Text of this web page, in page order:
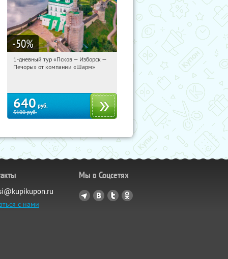
-50%
01:03:42 Купили:12
1-дневный тур «Псков — Изборск —
Печоры» от компании «Шарм»
640 руб.
5100руб.
с нами
Мы в Соцсетях